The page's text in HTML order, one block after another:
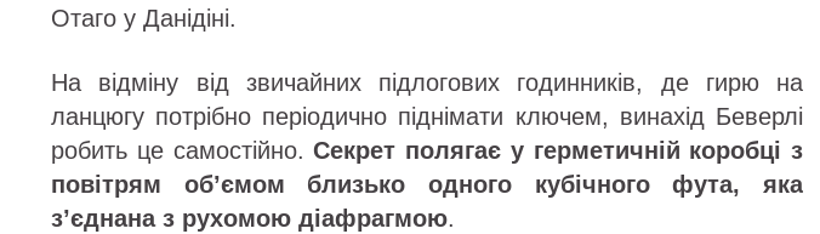
Отаго у Данідіні.
На відміну від звичайних підлогових годинників, де гирю на
ланцюгу потрібно періодично піднімати ключем, винахід Беверлі
робить це самостійно.Секрет полягає у герметичній коробці з
повітрям об’ємом близько одного кубічного фута, яка
з’єднана з рухомою діафрагмою.